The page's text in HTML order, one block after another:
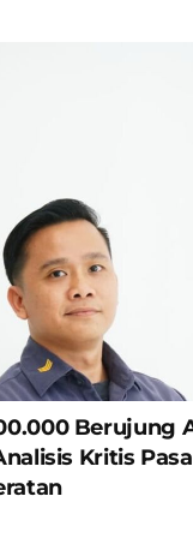
Berujung
Kritis